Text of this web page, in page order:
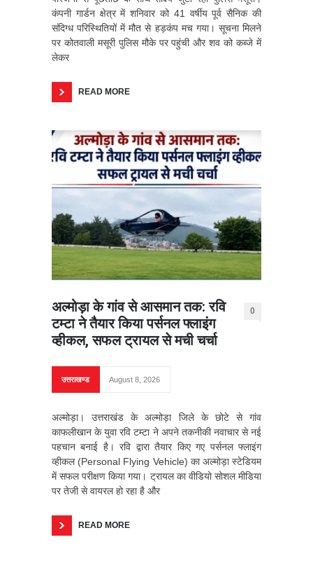
कंपनी गार्डन क्षेत्र में शनिवार को 41 वर्षीय पूर्व सैनिक की
संदिग्ध परिस्थितियों में मौत से हड़कंप मच गया। सूचना मिलने
पर कोतवाली मसूरी पुलिस मौके पर पहुंची और शव को कब्जे में
लेकर
READ MORE
अल्मोड़ा के गांव से आसमान तक: रवि
टम्टा ने तैयार किया पर्सनल फ्लाइंग
व्हीकल, सफल ट्रायल से मची चर्चा
0
उत्तराखण्ड August 8, 2026
अल्मोड़ा। उत्तराखंड के अल्मोड़ा जिले के छोटे से गांव
काफलीखान के युवा रवि टम्टा ने अपने तकनीकी नवाचार से नई
पहचान बनाई है। रवि द्वारा तैयार किए गए पर्सनल फ्लाइंग
व्हीकल (Personal Flying Vehicle) का अल्मोड़ा स्टेडियम
में सफल परीक्षण किया गया। ट्रायल का वीडियो सोशल मीडिया
पर तेजी से वायरल हो रहा है और
READ MORE